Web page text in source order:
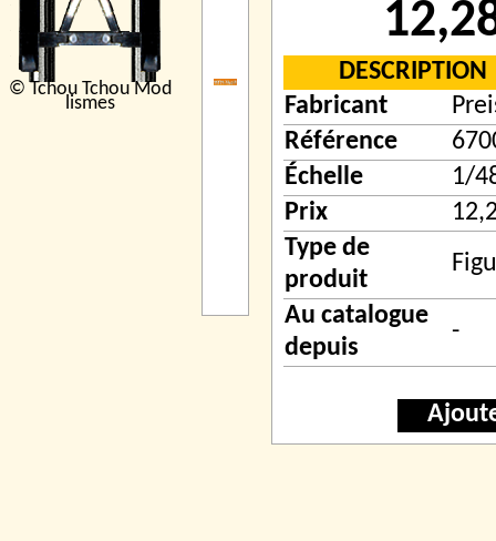
© Tchou Tchou Mod
lismes
DESCRIPTION
Fabricant
Référence
Échelle
1/
Prix
Type de
produit
Au catalogue
depuis
-